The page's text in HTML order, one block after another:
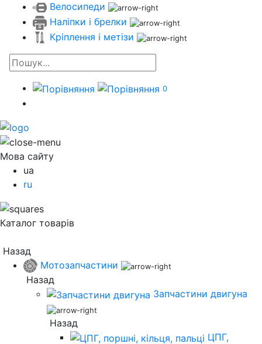
Велосипеди
Наліпки і брелки
Кріплення і метізи
0
Мова сайту
ua
ru
Каталог товарів
Назад
Мотозапчастини
Назад
Запчастини двигуна
Назад
ЦПГ,